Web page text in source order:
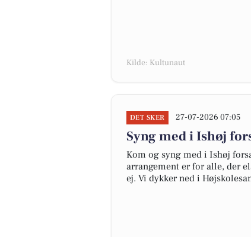
Kilde: Kultunaut
DET SKER 27-07-2026 07:05
Syng med i Ishøj
Kom og syng med i Ishøj
arrangement er for alle, der
ej. Vi dykker ned i